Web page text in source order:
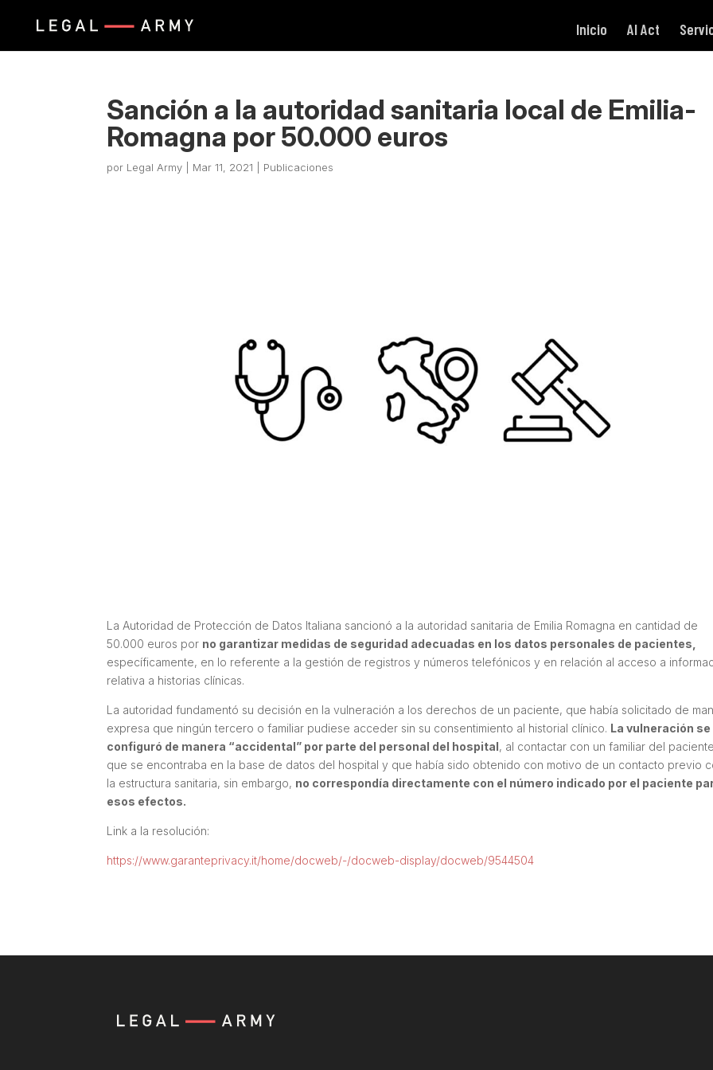
Inicio AI Act
Sanción a la autoridad sanitaria local de Emilia-
Romagna por 50.000 euros
por Legal Army Mar 11, 2021 Publicaciones
La Autoridad de Protección de Datos Italiana sancionó a la autoridad sanitaria de Emilia Romagna en cantidad de
50.000 euros por no garantizar medidas de seguridad adecuadas en los datos personales de pacientes,
específicamente, en lo referente a la gestión de registros y números telefónicos y en relación al acceso a
relativa a historias clínicas.
La autoridad fundamentó su decisión en la vulneración a los derechos de un paciente, que había solicitado de
expresa que ningún tercero o familiar pudiese acceder sin su consentimiento al historial clínico. La vulneración se
configuró de manera “accidental” por parte del personal del hospital, al contactar con un familiar del paciente
que se encontraba en la base de datos del hospital y que había sido obtenido con motivo de un contacto previo
la estructura sanitaria, sin embargo, no correspondía directamente con el número indicado por el paciente
esos efectos.
Link a la resolución:
https://www.garanteprivacy.it/home/docweb/-/docweb-display/docweb/9544504